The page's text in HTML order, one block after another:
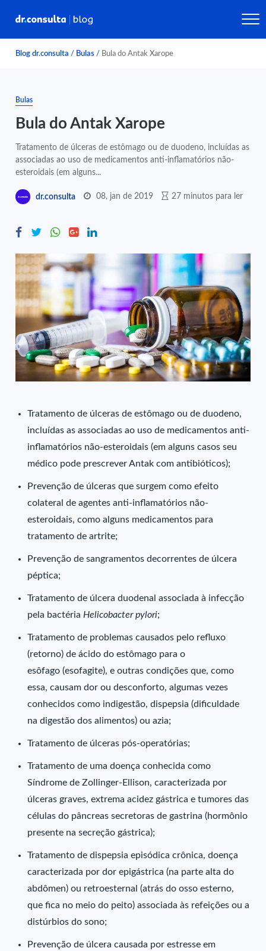
Blog dr.consulta / Bulas / Bula do Antak Xarope
Bulas
Bula do Antak Xarope
Tratamento de úlceras de estômago ou de duodeno, incluídas as
associadas ao uso de medicamentos anti-inflamatórios não-
esteroidais (em alguns...
dr.consulta 08, jan de 2019 27 minutos para ler
Tratamento de úlceras de estômago ou de duodeno,
incluídas as associadas ao uso de medicamentos anti-
inflamatórios não-esteroidais (em alguns casos seu
médico pode prescrever Antak com antibióticos);
Prevenção de úlceras que surgem como efeito
colateral de agentes anti-inflamatórios não-
esteroidais, como alguns medicamentos para
tratamento de artrite;
Prevenção de sangramentos decorrentes de úlcera
péptica;
Tratamento de úlcera duodenal associada à infecção
pela bactéria Helicobacter pylori;
Tratamento de problemas causados pelo refluxo
(retorno) de ácido do estômago para o
esôfago (esofagite), e outras condições que, como
essa, causam dor ou desconforto, algumas vezes
conhecidos como indigestão, dispepsia (dificuldade
na digestão dos alimentos) ou azia;
Tratamento de úlceras pós-operatórias;
Tratamento de uma doença conhecida como
Síndrome de Zollinger-Ellison, caracterizada por
úlceras graves, extrema acidez gástrica e tumores das
células do pâncreas secretoras de gastrina (hormônio
presente na secreção gástrica);
Tratamento de dispepsia episódica crônica, doença
caracterizada por dor epigástrica (na parte alta do
abdômen) ou retroesternal (atrás do osso esterno,
que fica no meio do peito) associada às refeições ou a
distúrbios do sono;
Prevenção de úlcera causada por estresse em